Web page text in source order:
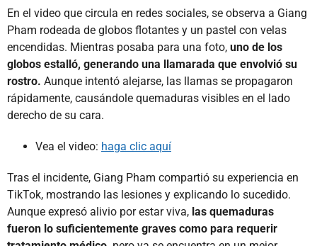
En el video que circula en redes sociales, se observa a Giang
Pham rodeada de globos flotantes y un pastel con velas
encendidas. Mientras posaba para una foto, uno de los
globos estalló, generando una llamarada que envolvió su
rostro. Aunque intentó alejarse, las llamas se propagaron
rápidamente, causándole quemaduras visibles en el lado
derecho de su cara.
Vea el video: haga clic aquí
Tras el incidente, Giang Pham compartió su experiencia en
TikTok, mostrando las lesiones y explicando lo sucedido.
Aunque expresó alivio por estar viva, las quemaduras
fueron lo suficientemente graves como para requerir